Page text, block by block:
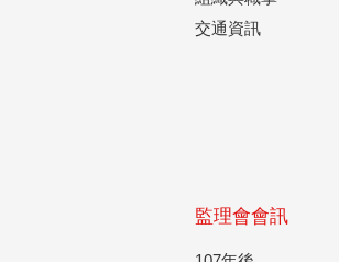
交通資訊
監理會會訊